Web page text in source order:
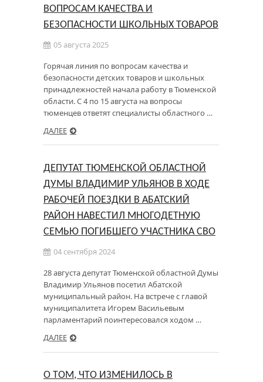
ВОПРОСАМ КАЧЕСТВА И
БЕЗОПАСНОСТИ ШКОЛЬНЫХ ТОВАРОВ
05 августа 2025
Горячая линия по вопросам качества и
безопасности детских товаров и школьных
принадлежностей начала работу в Тюменской
области. С 4 по 15 августа на вопросы
тюменцев ответят специалисты областного …
ДАЛЕЕ
ДЕПУТАТ ТЮМЕНСКОЙ ОБЛАСТНОЙ
ДУМЫ ВЛАДИМИР УЛЬЯНОВ В ХОДЕ
РАБОЧЕЙ ПОЕЗДКИ В АБАТСКИЙ
РАЙОН НАВЕСТИЛ МНОГОДЕТНУЮ
СЕМЬЮ ПОГИБШЕГО УЧАСТНИКА СВО
04 сентября 2024
28 августа депутат Тюменской областной Думы
Владимир Ульянов посетил Абатской
муниципальный район. На встрече с главой
муниципалитета Игорем Васильевым
парламентарий поинтересовался ходом …
ДАЛЕЕ
О ТОМ, ЧТО ИЗМЕНИЛОСЬ В